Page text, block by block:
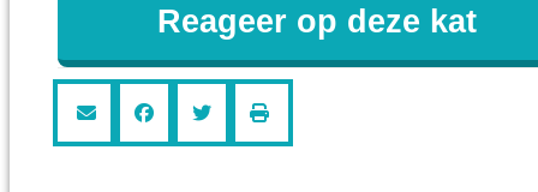
Reageer op deze kat